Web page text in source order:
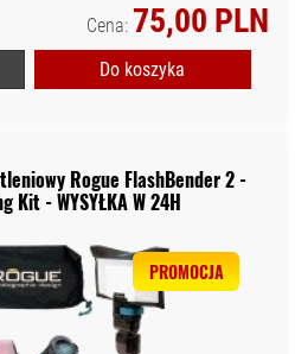
Cena: 75,00 PLN
Do koszyka
Rogue FlashBender 2 -
Kit - WYSYŁKA W 24H
PROMOCJA